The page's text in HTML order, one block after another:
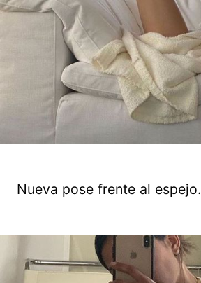
Nueva pose frente al espejo.